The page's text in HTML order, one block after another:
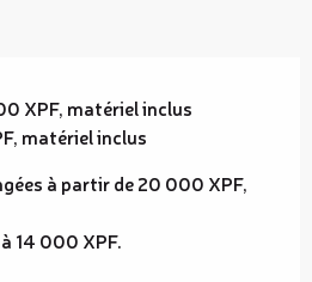
XPF, matériel inclus
matériel inclus
à partir de 20 000 XPF,
14 000 XPF.